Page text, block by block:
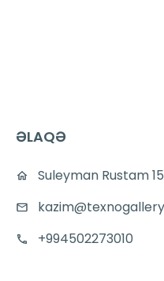
ƏLAQƏ
Suleyman Rustam
+994502273010